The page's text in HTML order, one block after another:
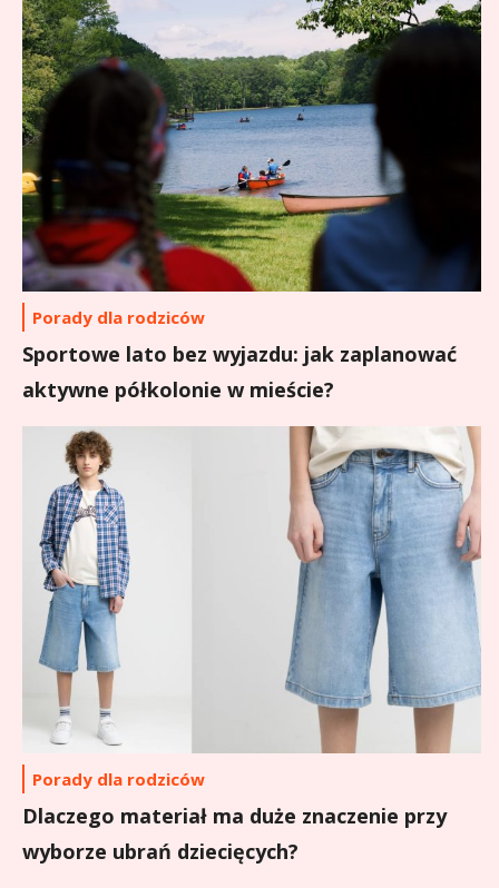
Porady dla rodziców
Sportowe lato bez wyjazdu: jak zaplanować
aktywne półkolonie w mieście?
Porady dla rodziców
Dlaczego materiał ma duże znaczenie przy
wyborze ubrań dziecięcych?